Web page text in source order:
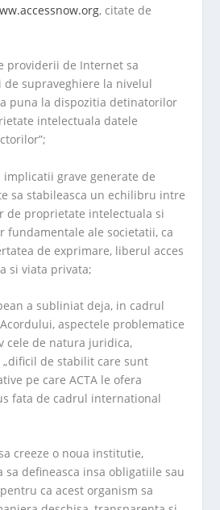
, citate de
providerii de Internet sa
de supraveghiere la nivelul
puna la dispozitia detinatorilor
intelectuala datele
implicatii grave generate de
sa stabileasca un echilibru intre
de proprietate intelectuala si
fundamentale ale societatii, ca
de exprimare, liberul acces
si viata privata;
a subliniat deja, in cadrul
aspectele problematice
cele de natura juridica,
de stabilit care sunt
pe care ACTA le ofera
fata de cadrul international
creeze o noua institutie,
sa defineasca insa obligatiile sau
ca acest organism sa